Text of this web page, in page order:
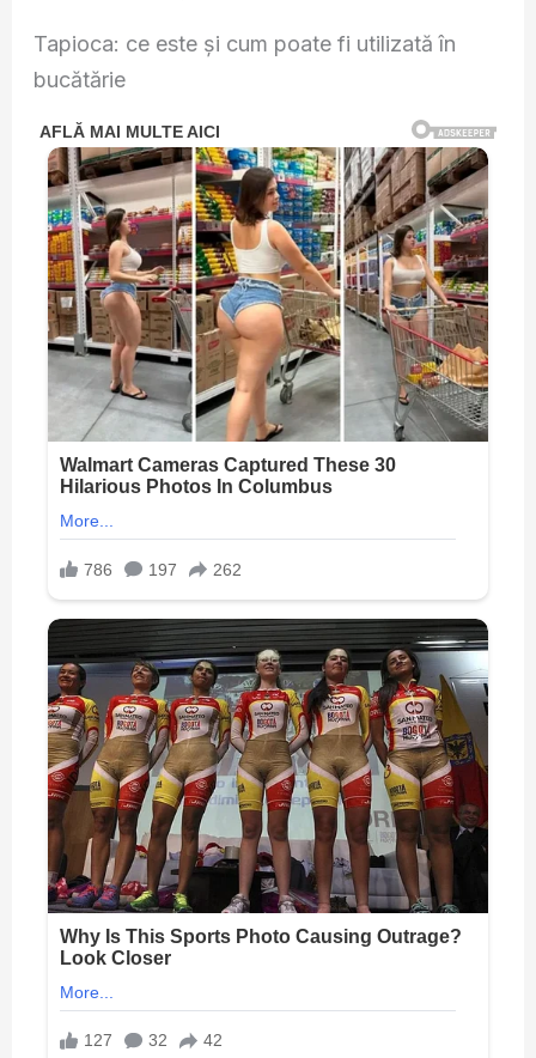
Tapioca: ce este și cum poate fi utilizată în
bucătărie